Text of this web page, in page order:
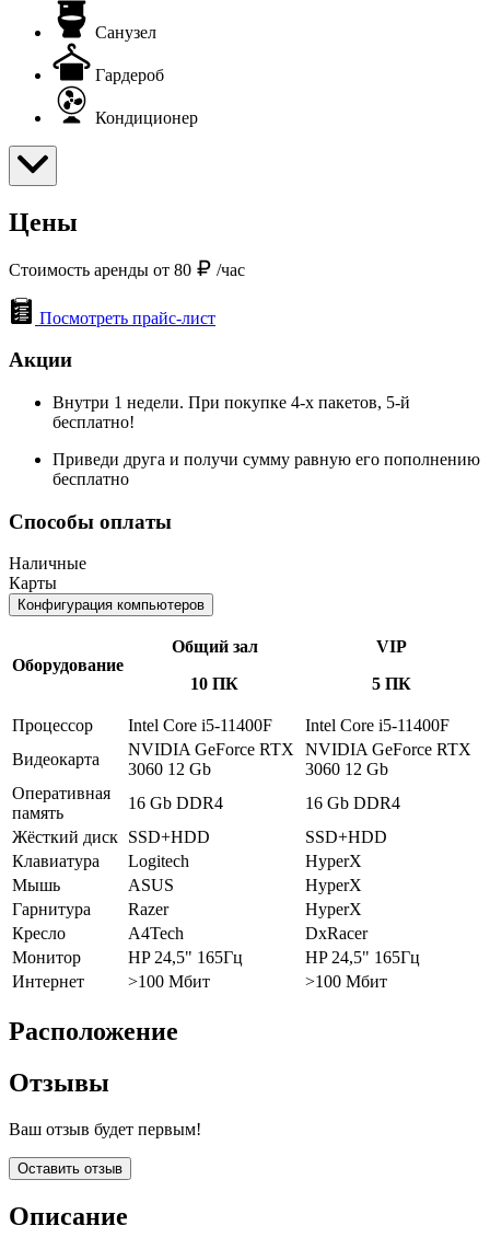
Санузел
Гардероб
Кондиционер
Цены
Стоимость аренды от 80 /час
Посмотреть прайс-лист
Акции
Внутри 1 недели. При покупке 4-х пакетов, 5-й
бесплатно!
Приведи друга и получи сумму равную его пополнению
бесплатно
Способы оплаты
Наличные
Карты
Конфигурация компьютеров
Оборудование
Общий зал
10 ПК
VIP
5 ПК
Процессор Intel Core i5-11400F
Intel Core i5-11400F
Видеокарта
NVIDIA GeForce RTX
3060 12 Gb
NVIDIA GeForce RTX
3060 12 Gb
Оперативная
память
16 Gb DDR4
16 Gb DDR4
Жёсткий диск SSD+HDD
SSD+HDD
Клавиатура
Logitech
HyperX
Мышь
ASUS
HyperX
Гарнитура
Razer
HyperX
Кресло
A4Tech
DxRacer
Монитор
HP 24,5" 165Гц
HP 24,5" 165Гц
Интернет
>100 Мбит >100 Мбит
Расположение
Отзывы
Ваш отзыв будет первым!
Оставить отзыв
Описание